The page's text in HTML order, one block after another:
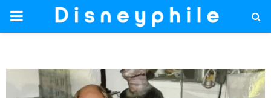
PRIMARY